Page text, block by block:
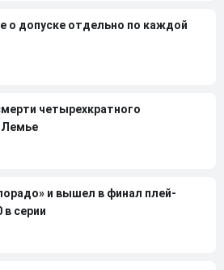
о допуске отдельно по каждой
четырехкратного
и вышел в финал плей-
серии